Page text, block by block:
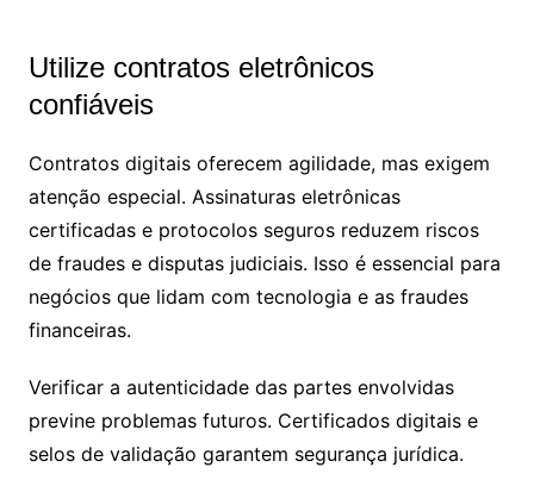
Utilize contratos eletrônicos
confiáveis
Contratos digitais oferecem agilidade, mas exigem
atenção especial. Assinaturas eletrônicas
certificadas e protocolos seguros reduzem riscos
de fraudes e disputas judiciais. Isso é essencial para
negócios que lidam com tecnologia e as fraudes
financeiras.
Verificar a autenticidade das partes envolvidas
previne problemas futuros. Certificados digitais e
selos de validação garantem segurança jurídica.